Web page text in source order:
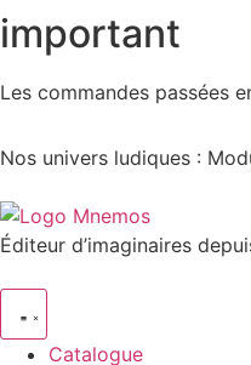
important
Les commandes passées
Nos univers ludiques :
Éditeur d’imaginaires
Catalogue